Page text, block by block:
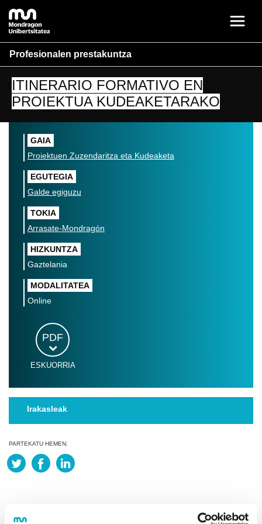
Profesionalen prestakuntza
ITINERARIO FORMATIVO EN
PROIEKTUA KUDEAKETARAKO
GAIA
Proiektuen Zuzendaritza eta Kudeaketa
EGUTEGIA
Galde egiguzu
TOKIA
Arrasate-Mondragón
HIZKUNTZA
Gaztelania
MODALITATEA
Online
PDF
ESKUORRIA
Irakasleak
PARTEKATU HEMEN: